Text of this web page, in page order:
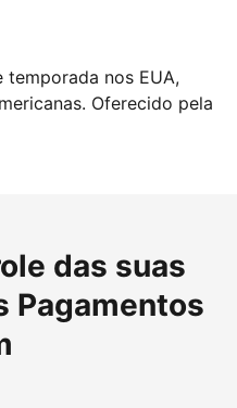
nos EUA,
Oferecido pela
das suas
Pagamentos